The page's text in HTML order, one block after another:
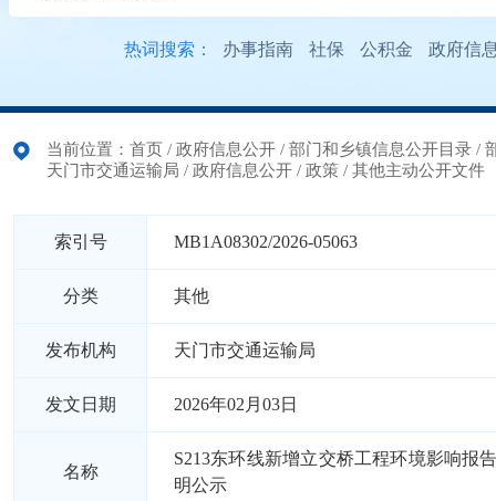
热词搜索： 办事指南 社保 公积金 政府信
当前位置： 首页 / 政府信息公开 / 部门和乡镇信息公开目录 /
天门市交通运输局 / 政府信息公开 / 政策 / 其他主动公开文件
索引号 MB1A08302/2026-05063
分类 其他
发布机构 天门市交通运输局
发文日期 2026年02月03日
名称
S213东环线新增立交桥工程环境影响报
明公示